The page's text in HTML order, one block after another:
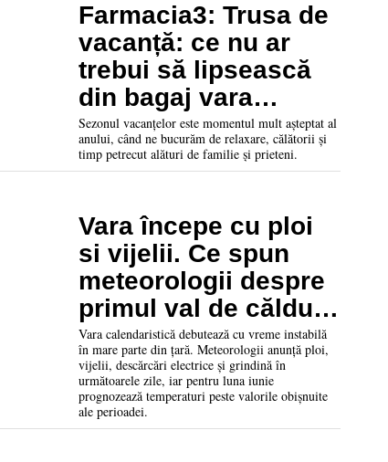
Farmacia3: Trusa de
vacanță: ce nu ar
trebui să lipsească
din bagaj vara
aceasta!
Sezonul vacanțelor este momentul mult așteptat al
anului, când ne bucurăm de relaxare, călătorii și
timp petrecut alături de familie și prieteni.
Vara începe cu ploi
si vijelii. Ce spun
meteorologii despre
primul val de căldură
din iunie
Vara calendaristică debutează cu vreme instabilă
în mare parte din țară. Meteorologii anunță ploi,
vijelii, descărcări electrice și grindină în
următoarele zile, iar pentru luna iunie
prognozează temperaturi peste valorile obișnuite
ale perioadei.